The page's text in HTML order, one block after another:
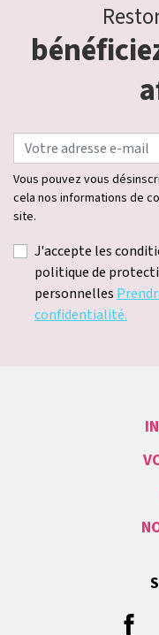
Vous pouvez vous
cela nos informations de
site.
J'accepte les
politique de
personnelles
confidentialité.